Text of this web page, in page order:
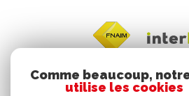
Comme beaucoup,
utilise les cookies